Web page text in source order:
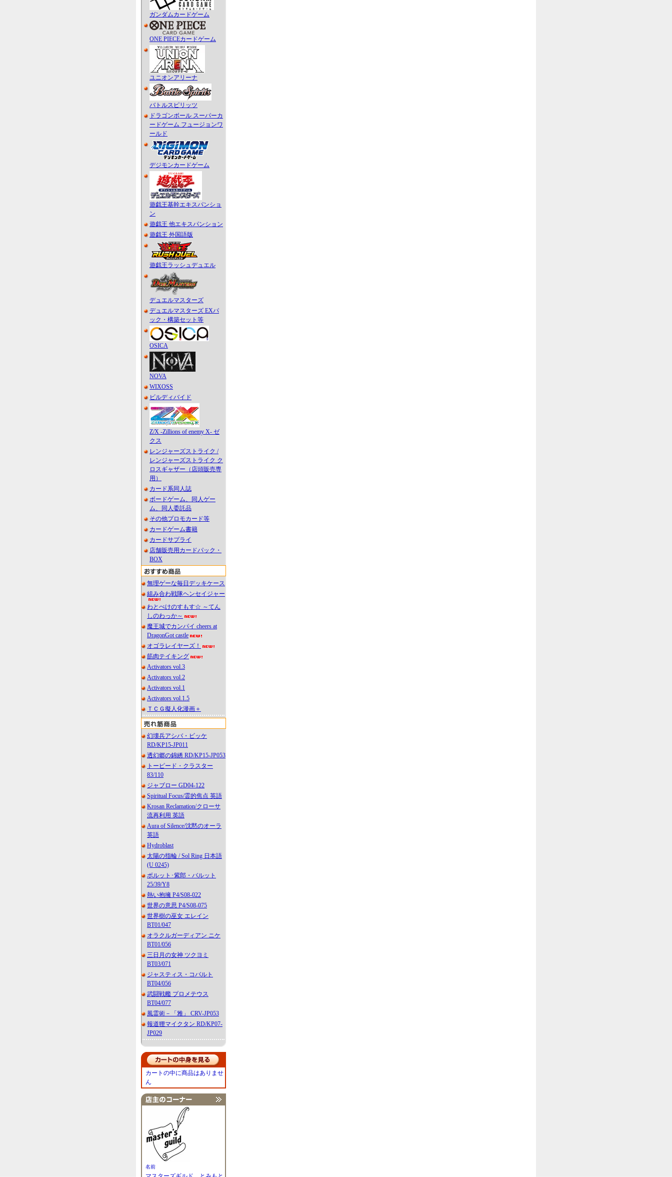
ガンダムカードゲーム
ONE PIECEカードゲーム
ユニオンアリーナ
バトルスピリッツ
ドラゴンボール スーパーカ
ードゲーム フュージョンワ
ールド
デジモンカードゲーム
遊戯王基幹エキスパンショ
ン
遊戯王 他エキスパンション
遊戯王 外国語版
遊戯王ラッシュデュエル
デュエルマスターズ
デュエルマスターズ EXパ
ック・構築セット等
OSICA
NOVA
WIXOSS
ビルディバイド
Z/X -Zillions of enemy X- ゼ
クス
レンジャーズストライク /
レンジャーズストライク ク
ロスギャザー（店頭販売専
用）
カード系同人誌
ボードゲーム、同人ゲー
ム、同人委託品
その他プロモカード等
カードゲーム書籍
カードサプライ
店舗販売用カードパック・
BOX
無理ゲーな毎日デッキケース
組み合わ戦隊ヘンセイジャー
わとぺけのすもす☆ ～てん
しのわっか～
魔王城でカンパイ cheers at
DragonGot castle
オゴラレイヤーズ！
筋肉テイキング
Activators vol.3
Activators vol.2
Activators vol.1
Activators vol.1.5
ＴＣＧ擬人化漫画＋
幻壊兵アシバ・ビッケ
RD/KP15-JP011
透幻郷の錦綉 RD/KP15-JP053
トーピード・クラスター
83/110
ジャブロー GD04-122
Spiritual Focus/霊的焦点 英語
Krosan Reclamation/クローサ
流再利用 英語
Aura of Silence/沈黙のオーラ
英語
Hydroblast
太陽の指輪 / Sol Ring 日本語
(U 0245)
ボルット･紫郎・バルット
25/39/Y8
熱い抱擁 P4/S08-022
世界の意思 P4/S08-075
世界樹の巫女 エレイン
BT01/047
オラクルガーディアン ニケ
BT01/056
三日月の女神 ツクヨミ
BT03/071
ジャスティス・コバルト
BT04/056
武闘戦艦 プロメテウス
BT04/077
風霊術－「雅」 CRV-JP053
報道狸マイクタン RD/KP07-
JP029
カートの中に商品はありませ
ん
名前